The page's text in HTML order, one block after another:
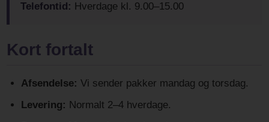
Telefontid: Hverdage kl. 9.00–15.00
Kort fortalt
Afsendelse: Vi sender pakker mandag og torsdag.
Levering: Normalt 2–4 hverdage.